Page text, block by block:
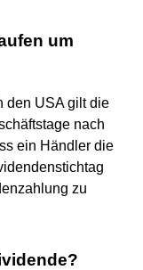
um
den USA gilt die
nach
ein Händler die
zu